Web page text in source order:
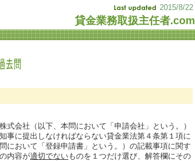
2015/8/22
貸金業務取扱主任者.com
式会社（以下、本問において「申請会社」という。）
事に提出しなければならない貸金業法第４条第１項に
において「登録申請書」という。）の記載事項に関す
内容が適切でないものを１つだけ選び、解答欄にその